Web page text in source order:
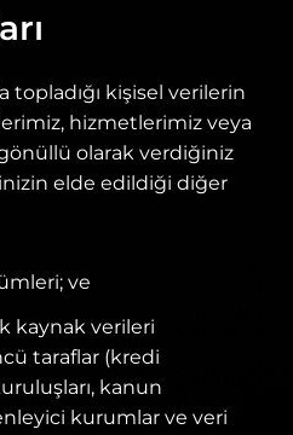
topladığı kişisel verilerin
hizmetlerimiz veya
olarak verdiğiniz
elde edildiği diğer
ve
kaynak verileri
taraflar (kredi
kanun
kurumlar ve veri